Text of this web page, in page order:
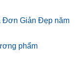
Đơn Giản Đẹp năm
phẩm